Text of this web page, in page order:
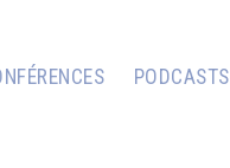
PODCASTS